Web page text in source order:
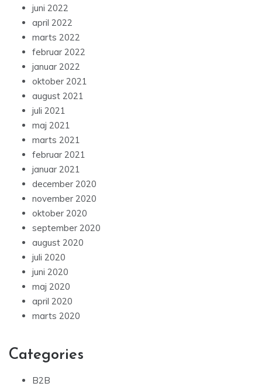
juni 2022
april 2022
marts 2022
februar 2022
januar 2022
oktober 2021
august 2021
juli 2021
maj 2021
marts 2021
februar 2021
januar 2021
december 2020
november 2020
oktober 2020
september 2020
august 2020
juli 2020
juni 2020
maj 2020
april 2020
marts 2020
Categories
B2B